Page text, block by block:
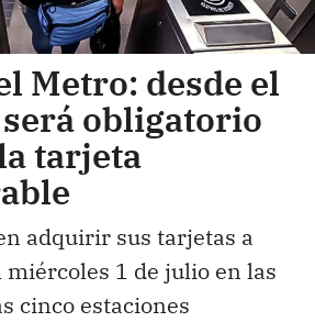
Metro: desde el
obligatorio
tarjeta
adquirir sus tarjetas a
miércoles 1 de julio en las
cinco estaciones